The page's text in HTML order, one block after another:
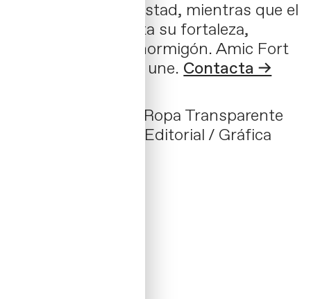
simbolizar esta amistad, mientras que el
color gris representa su fortaleza,
evocando rocas y hormigón. Amic Fort
es una historia que une. Contacta →
/ Ropa Transparente
Dirección de Arte / Editorial / Gráfica